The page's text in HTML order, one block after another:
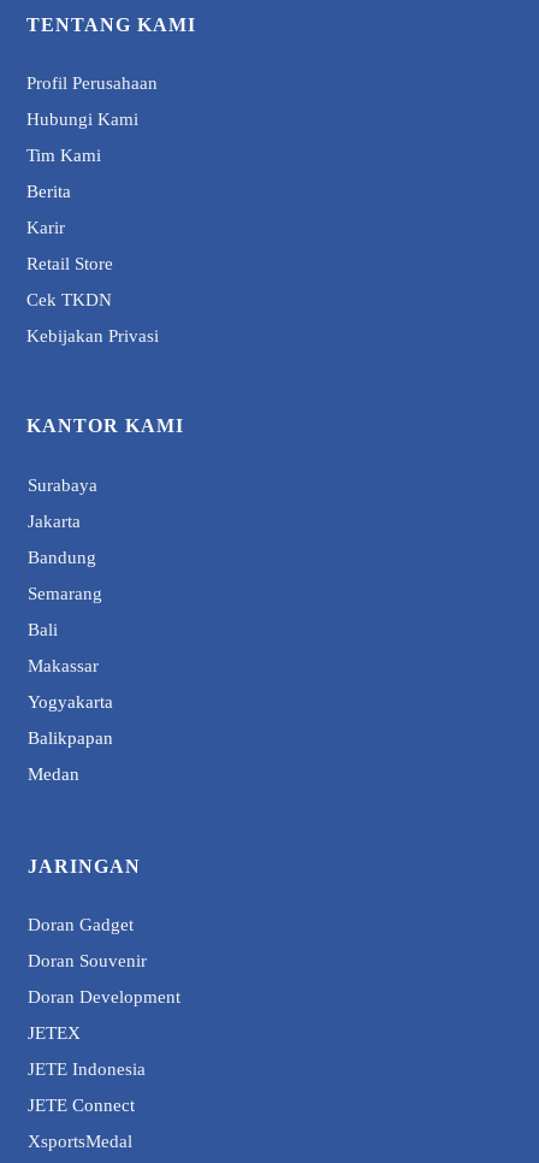
TENTANG KAMI
Profil Perusahaan
Hubungi Kami
Tim Kami
Berita
Karir
Retail Store
Cek TKDN
Kebijakan Privasi
KANTOR KAMI
Surabaya
Jakarta
Bandung
Semarang
Bali
Makassar
Yogyakarta
Balikpapan
Medan
JARINGAN
Doran Gadget
Doran Souvenir
Doran Development
JETEX
JETE Indonesia
JETE Connect
XsportsMedal